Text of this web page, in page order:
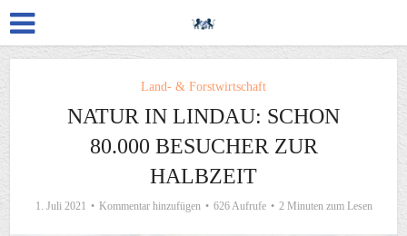
Land- & Forstwirtschaft
NATUR IN LINDAU: SCHON
80.000 BESUCHER ZUR
HALBZEIT
1. Juli 2021 Kommentar hinzufügen 626 Aufrufe 2 Minuten zum Lesen